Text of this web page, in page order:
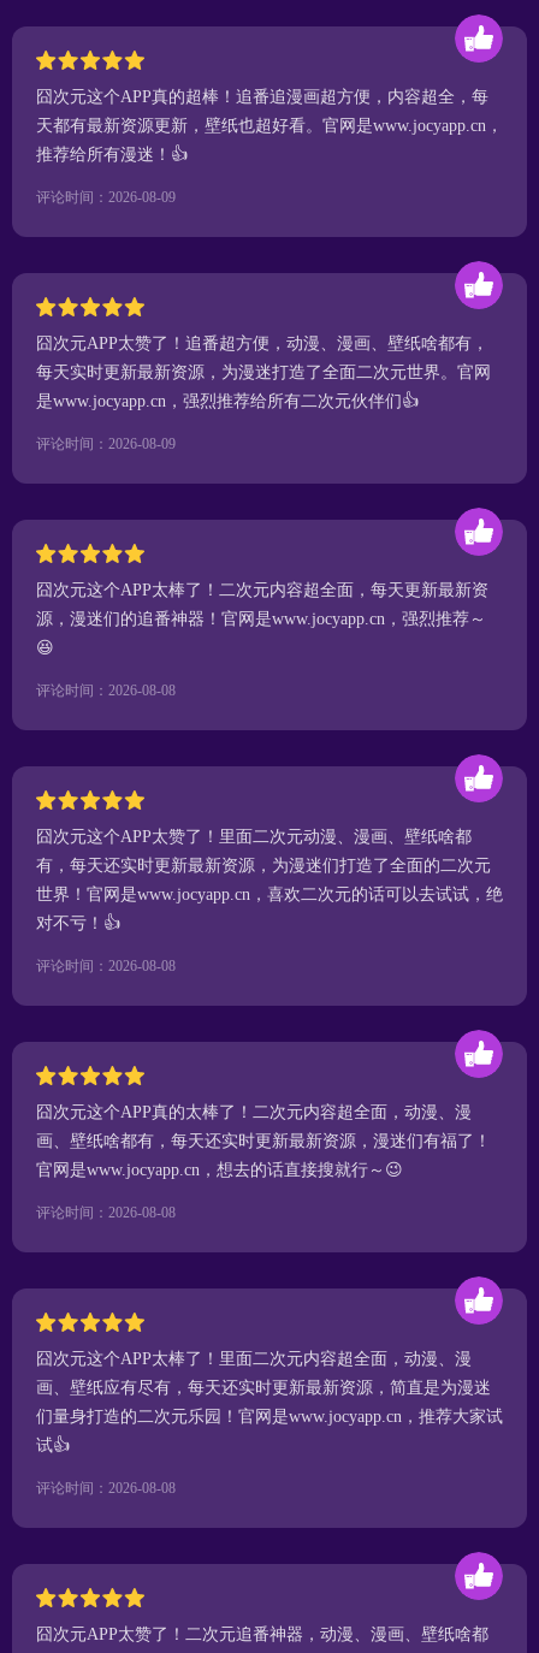
囧次元这个APP真的超棒！追番追漫画超方便，内容超全，每
天都有最新资源更新，壁纸也超好看。官网是www.jocyapp.cn，
推荐给所有漫迷！👍
评论时间：2026-08-09
囧次元APP太赞了！追番超方便，动漫、漫画、壁纸啥都有，
每天实时更新最新资源，为漫迷打造了全面二次元世界。官网
是www.jocyapp.cn，强烈推荐给所有二次元伙伴们👍
评论时间：2026-08-09
囧次元这个APP太棒了！二次元内容超全面，每天更新最新资
源，漫迷们的追番神器！官网是www.jocyapp.cn，强烈推荐～
😆
评论时间：2026-08-08
囧次元这个APP太赞了！里面二次元动漫、漫画、壁纸啥都
有，每天还实时更新最新资源，为漫迷们打造了全面的二次元
世界！官网是www.jocyapp.cn，喜欢二次元的话可以去试试，绝
对不亏！👍
评论时间：2026-08-08
囧次元这个APP真的太棒了！二次元内容超全面，动漫、漫
画、壁纸啥都有，每天还实时更新最新资源，漫迷们有福了！
官网是www.jocyapp.cn，想去的话直接搜就行～😉
评论时间：2026-08-08
囧次元这个APP太棒了！里面二次元内容超全面，动漫、漫
画、壁纸应有尽有，每天还实时更新最新资源，简直是为漫迷
们量身打造的二次元乐园！官网是www.jocyapp.cn，推荐大家试
试👍
评论时间：2026-08-08
囧次元APP太赞了！二次元追番神器，动漫、漫画、壁纸啥都